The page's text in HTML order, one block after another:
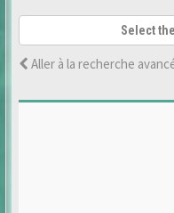
Select
Aller à la recherche